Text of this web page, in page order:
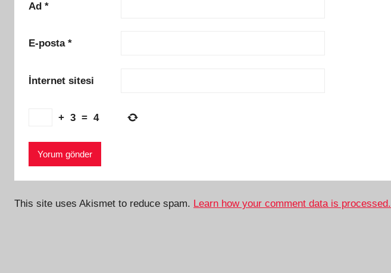
Ad *
E-posta *
İnternet sitesi
+ 3 = 4
This site uses Akismet to reduce spam. Learn how your comment data is processed.